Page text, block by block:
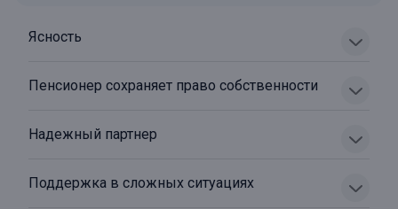
Ясность
Пенсионер сохраняет право собственности
Надежный партнер
Поддержка в сложных ситуациях